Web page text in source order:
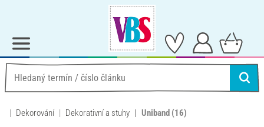
Dekorování Dekorativní a stuhy Uniband (16)